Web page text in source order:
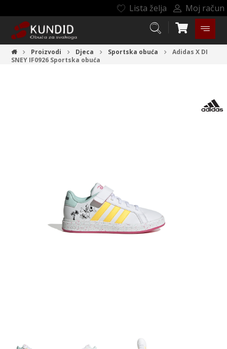
Lista želja Moj račun
Proizvodi Djeca Sportska obuća
Adidas X DI
SNEY IF0926 Sportska obuća